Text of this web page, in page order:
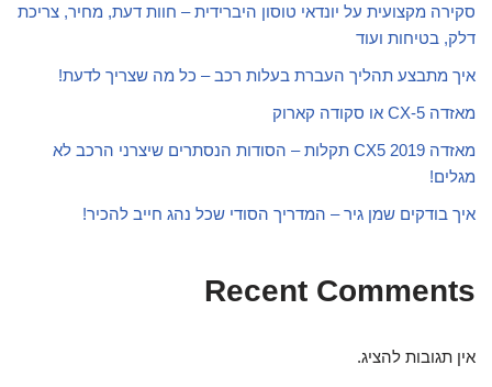
סקירה מקצועית על יונדאי טוסון היברידית – חוות דעת, מחיר, צריכת
דלק, בטיחות ועוד
איך מתבצע תהליך העברת בעלות רכב – כל מה שצריך לדעת!
מאזדה CX-5 או סקודה קארוק
מאזדה CX5 2019 תקלות – הסודות הנסתרים שיצרני הרכב לא
מגלים!
איך בודקים שמן גיר – המדריך הסודי שכל נהג חייב להכיר!
Recent Comments
אין תגובות להציג.